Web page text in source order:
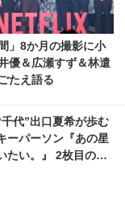
」8か月の撮影に小
優＆広瀬すず＆林遣
たえ語る
代”出口夏希が歩む
ーパーソン『あの星
たい。』 2枚目の写